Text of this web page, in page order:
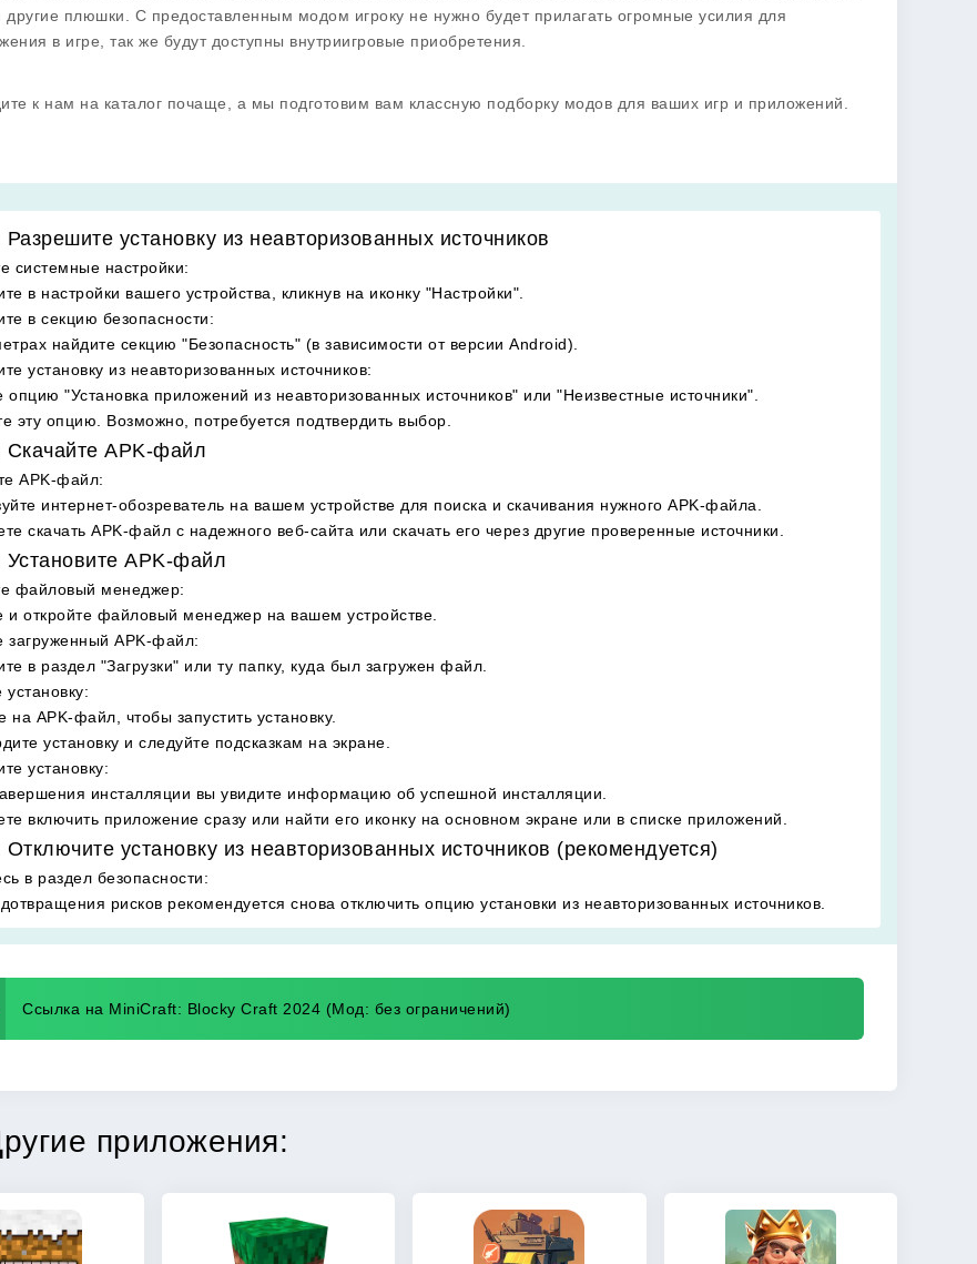
другие плюшки. С предоставленным модом игроку не нужно будет прилагать огромные усилия для
в игре, так же будут доступны внутриигровые приобретения.
к нам на каталог почаще, а мы подготовим вам классную подборку модов для ваших игр и приложений.
установку из неавторизованных источников
системные настройки:
в настройки вашего устройства, кликнув на иконку "Настройки".
в секцию безопасности:
найдите секцию "Безопасность" (в зависимости от версии Android).
установку из неавторизованных источников:
опцию "Установка приложений из неавторизованных источников" или "Неизвестные источники".
эту опцию. Возможно, потребуется подтвердить выбор.
APK-файл
APK-файл:
интернет-обозреватель на вашем устройстве для поиска и скачивания нужного APK-файла.
скачать APK-файл с надежного веб-сайта или скачать его через другие проверенные источники.
APK-файл
файловый менеджер:
и откройте файловый менеджер на вашем устройстве.
загруженный APK-файл:
в раздел "Загрузки" или ту папку, куда был загружен файл.
установку:
на APK-файл, чтобы запустить установку.
установку и следуйте подсказкам на экране.
установку:
инсталляции вы увидите информацию об успешной инсталляции.
включить приложение сразу или найти его иконку на основном экране или в списке приложений.
установку из неавторизованных источников (рекомендуется)
в раздел безопасности:
рисков рекомендуется снова отключить опцию установки из неавторизованных источников.
Ссылка на MiniCraft: Blocky Craft 2024 (Мод: без ограничений)
приложения: